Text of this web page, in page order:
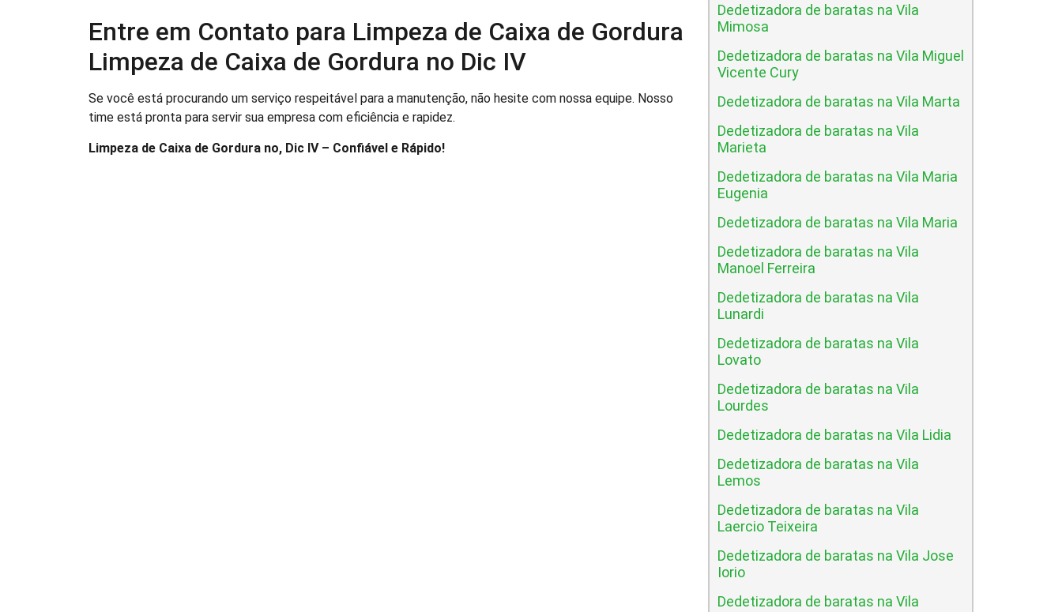
Entre em Contato para Limpeza de Caixa de Gordura
Limpeza de Caixa de Gordura no Dic IV
Se você está procurando um serviço respeitável para a manutenção, não hesite com nossa equipe. Nosso
time está pronta para servir sua empresa com eficiência e rapidez.
Limpeza de Caixa de Gordura no, Dic IV – Confiável e Rápido!
Dedetizadora de baratas na Vila
Mimosa
Dedetizadora de baratas na Vila Miguel
Vicente Cury
Dedetizadora de baratas na Vila Marta
Dedetizadora de baratas na Vila
Marieta
Dedetizadora de baratas na Vila Maria
Eugenia
Dedetizadora de baratas na Vila Maria
Dedetizadora de baratas na Vila
Manoel Ferreira
Dedetizadora de baratas na Vila
Lunardi
Dedetizadora de baratas na Vila
Lovato
Dedetizadora de baratas na Vila
Lourdes
Dedetizadora de baratas na Vila Lidia
Dedetizadora de baratas na Vila
Lemos
Dedetizadora de baratas na Vila
Laercio Teixeira
Dedetizadora de baratas na Vila Jose
Iorio
Dedetizadora de baratas na Vila